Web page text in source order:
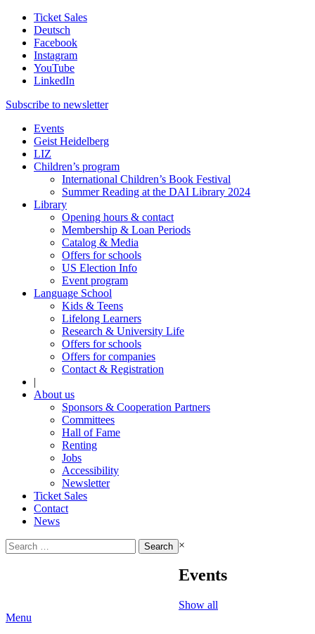
Ticket Sales
Deutsch
Facebook
Instagram
YouTube
LinkedIn
Subscribe to newsletter
Events
Geist Heidelberg
LIZ
Children’s program
International Children’s Book Festival
Summer Reading at the DAI Library 2024
Library
Opening hours & contact
Membership & Loan Periods
Catalog & Media
Offers for schools
US Election Info
Event program
Language School
Kids & Teens
Lifelong Learners
Research & University Life
Offers for schools
Offers for companies
Contact & Registration
|
About us
Sponsors & Cooperation Partners
Committees
Hall of Fame
Renting
Jobs
Accessibility
Newsletter
Ticket Sales
Contact
News
Search
for:
×
Events
Show all
Menu